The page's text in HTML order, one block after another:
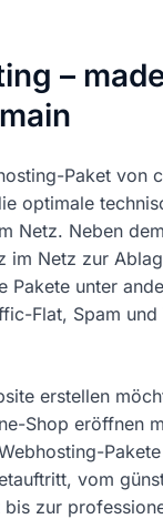
–
Paket von
optimale
Netz. Neben
im Netz zur
Pakete unter
Flat, Spam
erstellen
Shop eröffnen
vom
bis zur